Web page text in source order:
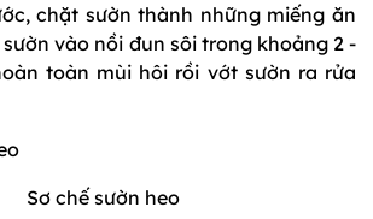
chặt sườn thành những miếng ăn
vào nồi đun sôi trong khoảng 2 -
toàn mùi hôi rồi vớt sườn ra rửa
Sơ chế sườn heo